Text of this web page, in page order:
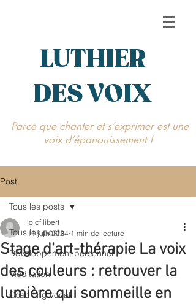
LUTHIER
DES VOIX
Parce que chanter et s’exprimer est une
voix d’épanouissement !
Post
Tous les posts
Développement personnel
Méditation
Coaching vocal
Tous les posts
Stage d'art-thérapie La voix
des couleurs : retrouver la
lumière qui sommeille en
loicfilibert
11 juin 2024 1 min de lecture